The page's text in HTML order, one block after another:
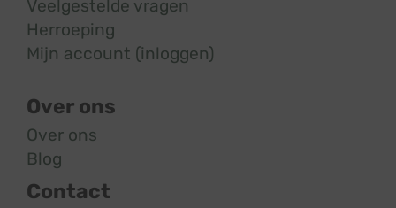
Veelgestelde vragen
Herroeping
Mijn account (inloggen)
Over ons
Over ons
Blog
Contact